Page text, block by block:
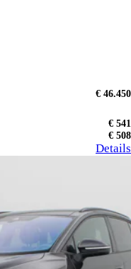
€ 46.450
€ 541
€ 508
Details